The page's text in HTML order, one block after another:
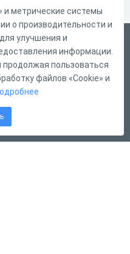
и метрические системы
о производительности и
улучшения и
информации.
продолжая пользоваться
файлов «Cookie» и